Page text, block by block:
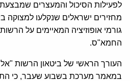
לפעילות הסיכול והמעצרים
מחזירים ישראלים שנקלעו למצוקה
גורמי אופוזיציה המאיימים על
החמא"ס.
העורך הראשי של ביטאון הרשות
במאמר מערכת בשבוע שעבר, כי